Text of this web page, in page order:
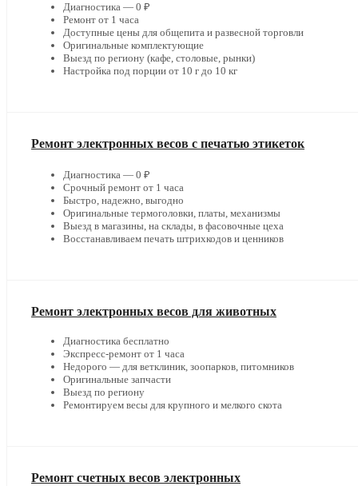
Диагностика — 0 ₽
Ремонт от 1 часа
Доступные цены для общепита и развесной торговли
Оригинальные комплектующие
Выезд по региону (кафе, столовые, рынки)
Настройка под порции от 10 г до 10 кг
Ремонт электронных весов с печатью этикеток
Диагностика — 0 ₽
Срочный ремонт от 1 часа
Быстро, надежно, выгодно
Оригинальные термоголовки, платы, механизмы
Выезд в магазины, на склады, в фасовочные цеха
Восстанавливаем печать штрихкодов и ценников
Ремонт электронных весов для животных
Диагностика бесплатно
Экспресс-ремонт от 1 часа
Недорого — для ветклиник, зоопарков, питомников
Оригинальные запчасти
Выезд по региону
Ремонтируем весы для крупного и мелкого скота
Ремонт счетных весов электронных